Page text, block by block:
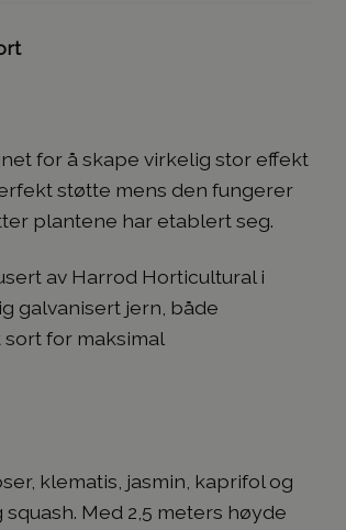
for å skape virkelig stor effekt
støtte mens den fungerer
plantene har etablert seg.
av Harrod Horticultural i
galvanisert jern, både
for maksimal
klematis, jasmin, kaprifol og
Med 2,5 meters høyde